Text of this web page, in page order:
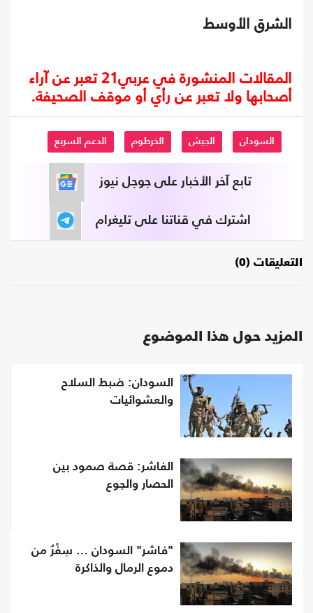
الشرق الأوسط
المقالات المنشورة في عربي21 تعبر عن آراء
أصحابها ولا تعبر عن رأي أو موقف الصحيفة.
السودان الجيش الخرطوم الدعم السريع
تابع آخر الأخبار على جوجل نيوز
اشترك في قناتنا على تليغرام
التعليقات (0)
المزيد حول هذا الموضوع
السودان: ضبط السلاح
والعشوائيات
الفاشر: قصة صمود بين
الحصار والجوع
"فاشر" السودان … سِفْرٌ من
دموع الرمال والذاكرة